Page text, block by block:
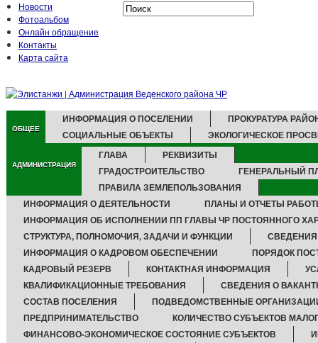
Новости
Фотоальбом
Онлайн обращение
Контакты
Карта сайта
ОБЩЕЕ
ИНФОРМАЦИЯ О ПОСЕЛЕНИИ
ПРОКУРАТУРА
СОЦИАЛЬНЫЕ ОБЪЕКТЫ
ЭКОЛОГИЧЕСКОЕ
АДМИНИСТРАЦИЯ
ГЛАВА
РЕКВИЗИТЫ
ГРАДОСТРОИТЕЛЬСТВО
ГЕНЕРАЛЬНЫЙ
ПРАВИЛА ЗЕМЛЕПОЛЬЗОВАНИЯ
ИНФОРМАЦИЯ О ДЕЯТЕЛЬНОСТИ
ПЛАНЫ И ОТЧЕТЫ
ИНФОРМАЦИЯ ОБ ИСПОЛНЕНИИ ПП ГЛАВЫ ЧР ПОСТОЯННОГО
СТРУКТУРА, ПОЛНОМОЧИЯ, ЗАДАЧИ И ФУНКЦИИ
ИНФОРМАЦИЯ О КАДРОВОМ ОБЕСПЕЧЕНИИ
ПОРЯДОК
КАДРОВЫЙ РЕЗЕРВ
КОНТАКТНАЯ ИНФОРМАЦИЯ
КВАЛИФИКАЦИОННЫЕ ТРЕБОВАНИЯ
СВЕДЕНИЯ О
СОСТАВ ПОСЕЛЕНИЯ
ПОДВЕДОМСТВЕННЫЕ
ПРЕДПРИНИМАТЕЛЬСТВО
КОЛИЧЕСТВО СУБЪЕКТОВ
ФИНАНСОВО-ЭКОНОМИЧЕСКОЕ СОСТОЯНИЕ СУБЪЕКТОВ